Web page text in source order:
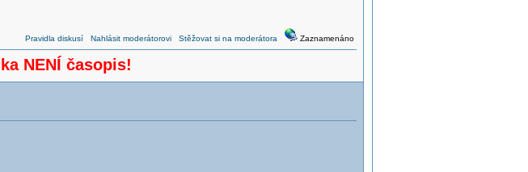
Pravidla diskusí Nahlásit moderátorovi Stěžovat si na moderátora Zaznamenáno
NENÍ časopis!